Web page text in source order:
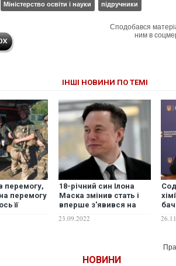
Міністерство освіти і науки підручники
Сподобався
ним в
ІНШІ НОВИНИ ПО ТЕМІ
перемогу,
перемогу
її
рух ГО
18-річний син Ілона
Маска змінив стать і
вперше з'явився на
23.09.2022
НОВИНИ